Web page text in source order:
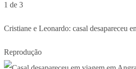
1 de 3
Cristiane e Leonardo: casal desapareceu
Reprodução